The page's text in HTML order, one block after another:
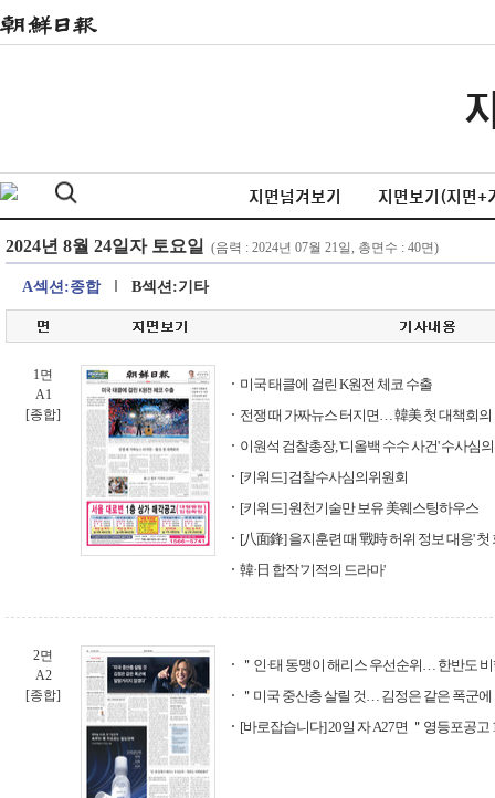
지면넘겨보기 지면보기(지면+
A섹션:종합 B섹션:기타
1면
A1
[종합]
미국 태클에 걸린 K원전 체코 수출
전쟁 때 가짜뉴스 터지면… 韓美 첫 대책회의
이원석 검찰총장, '디올백 수수 사건' 수사심
[키워드] 검찰수사심의위원회
[키워드] 원천기술만 보유 美웨스팅하우스
[八面鋒] 을지훈련 때 '戰時 허위 정보 대응' 첫
韓·日 합작 '기적의 드라마'
2면
A2
[종합]
＂인·태 동맹이 해리스 우선순위… 한반도
＂미국 중산층 살릴 것… 김정은 같은 폭군
[바로잡습니다] 20일 자 A27면 ＂영등포공고